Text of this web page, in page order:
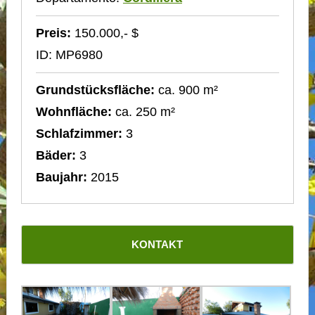
Preis: 150.000,- $
ID: MP6980
Grundstücksfläche: ca. 900 m²
Wohnfläche: ca. 250 m²
Schlafzimmer: 3
Bäder: 3
Baujahr: 2015
KONTAKT